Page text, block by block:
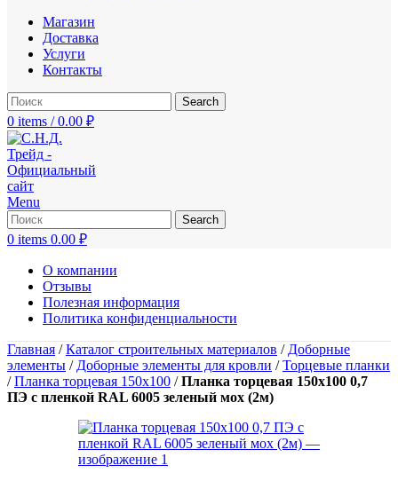
Магазин
Доставка
Услуги
Контакты
Search
0 items / 0.00 ₽
Menu
Search
0 items 0.00 ₽
О компании
Отзывы
Полезная информация
Политика конфиденциальности
Главная /Каталог строительных материалов / Доборные
элементы / Доборные элементы для кровли /Торцевые планки
/Планка торцевая 150х100 /Планка торцевая 150х100 0,7
ПЭ с пленкой RAL 6005 зеленый мох (2м)